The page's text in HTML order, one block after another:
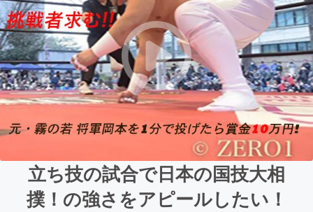
立ち技の試合で日本の国技大相
撲！の強さをアピールしたい！